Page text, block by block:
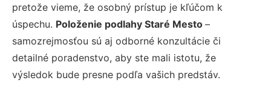
pretože vieme, že osobný prístup je kľúčom k
úspechu. Položenie podlahy Staré Mesto –
samozrejmosťou sú aj odborné konzultácie či
detailné poradenstvo, aby ste mali istotu, že
výsledok bude presne podľa vašich predstáv.